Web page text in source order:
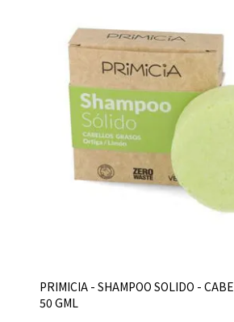
PRIMICIA - SHAMPOO SOLIDO -
50 GML